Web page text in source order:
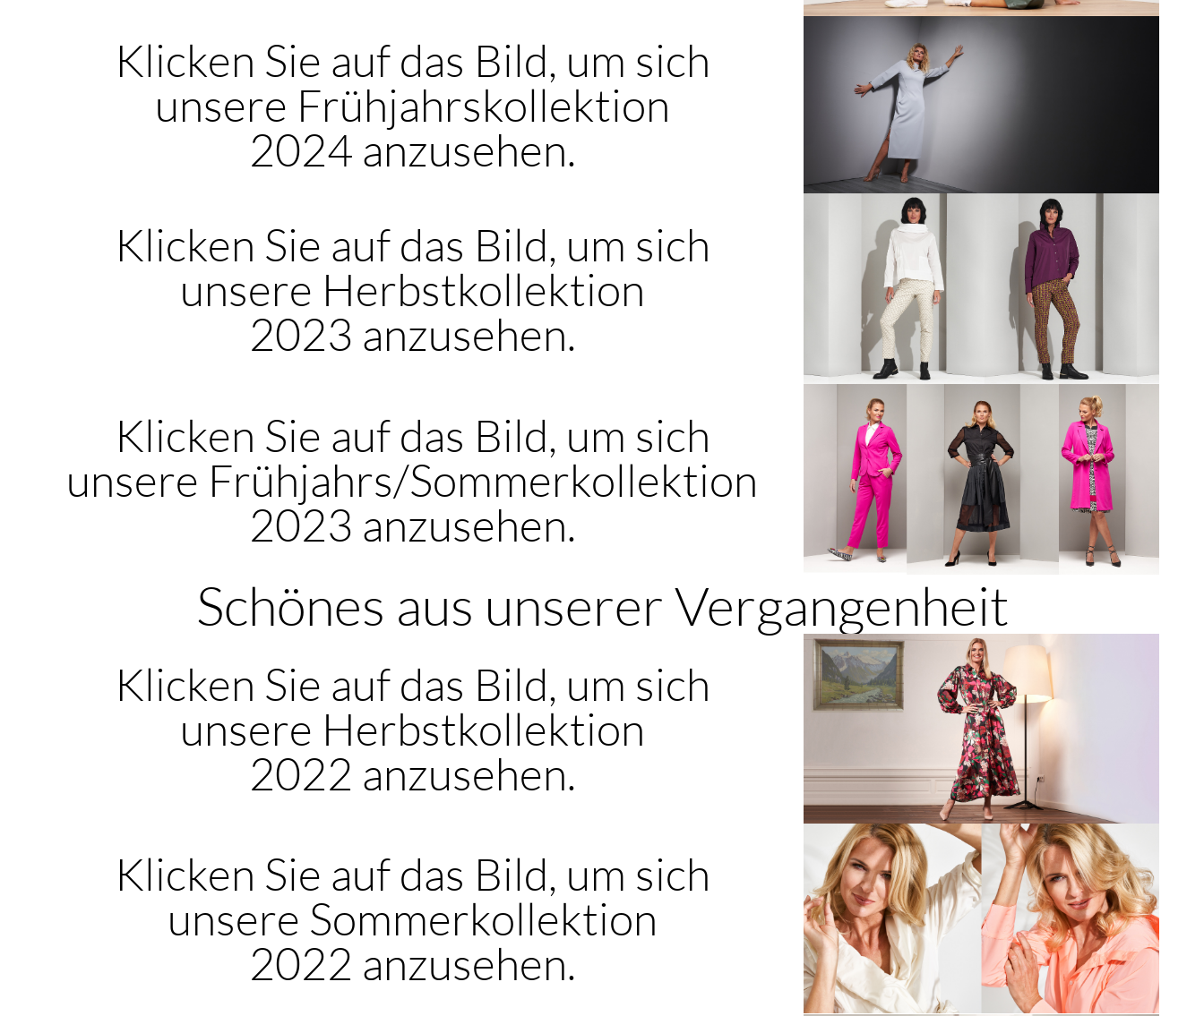
Klicken Sie auf das Bild, um sich
unsere Frühjahrskollektion
2024 anzusehen.
Klicken Sie auf das Bild, um sich
unsere Herbstkollektion
2023 anzusehen.
Klicken Sie auf das Bild, um sich
unsere Frühjahrs/Sommerkollektion
2023 anzusehen.
Schönes aus unserer Vergangenheit
Klicken Sie auf das Bild, um sich
unsere Herbstkollektion
2022 anzusehen.
Klicken Sie auf das Bild, um sich
unsere Sommerkollektion
2022 anzusehen.